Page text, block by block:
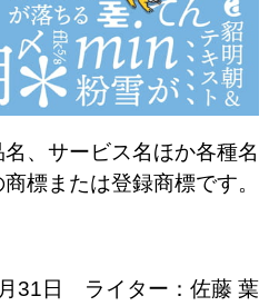
、サービス名ほか各種名
標または登録商標です。
31日 ライター：佐藤 葉